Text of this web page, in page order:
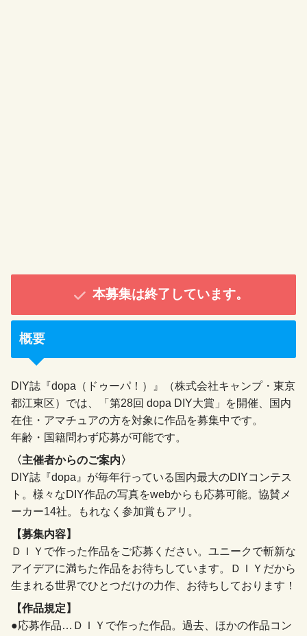
本募集は終了しています。
概要
DIY誌『dopa（ドゥーパ！）』（株式会社キャンプ・東京
都江東区）では、「第28回 dopa DIY大賞」を開催、国内
在住・アマチュアの方を対象に作品を募集中です。
年齢・国籍問わず応募が可能です。
〈主催者からのご案内〉
DIY誌『dopa』が毎年行っている国内最大のDIYコンテス
ト。様々なDIY作品の写真をwebからも応募可能。協賛メ
ーカー14社。もれなく参加賞もアリ。
【募集内容】
ＤＩＹで作った作品をご応募ください。ユニークで斬新な
アイデアに満ちた作品をお待ちしています。ＤＩＹだから
生まれる世界でひとつだけの力作、お待ちしております！
【作品規定】
●応募作品…ＤＩＹで作った作品。過去、ほかの作品コン